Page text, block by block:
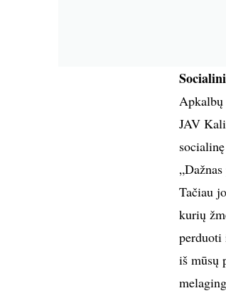
JAV
Tačiau
kurių
perduoti
iš mūsų